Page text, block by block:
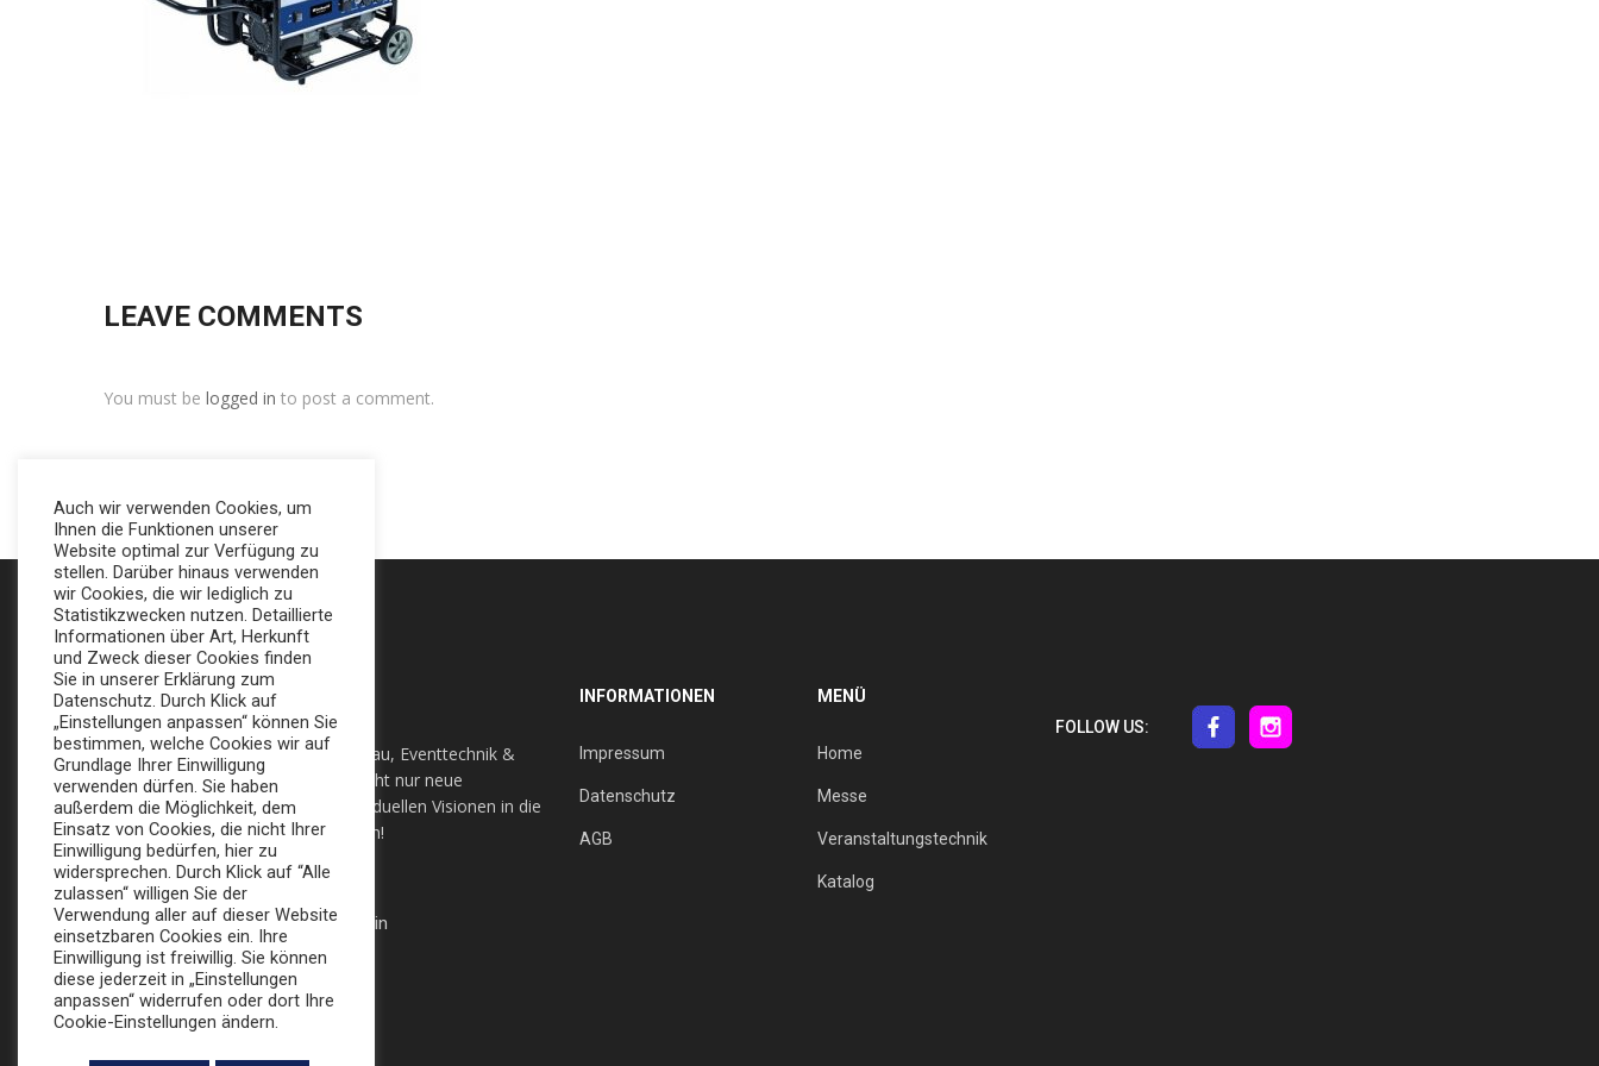
LEAVE COMMENTS
You must be logged in to post a comment.
Ihre All-In-One Agentur für Messebau, Eventtechnik &
Sonderbau in Berlin. Wir setzten nicht nur neue
Maßstäbe, sondern auch ihre individuellen Visionen in die
Tat um. Lassen sie sich Überzeugen!
+49 (0) 30 924 0 95 97
Apollofalterallee 98, 12683 Berlin
info@broker-gmbh.de
INFORMATIONEN
Impressum
Datenschutz
AGB
MENÜ
Home
Messe
Veranstaltungstechnik
Katalog
FOLLOW US:
Auch wir verwenden Cookies, um
Ihnen die Funktionen unserer
Website optimal zur Verfügung zu
stellen. Darüber hinaus verwenden
wir Cookies, die wir lediglich zu
Statistikzwecken nutzen. Detaillierte
Informationen über Art, Herkunft
und Zweck dieser Cookies finden
Sie in unserer Erklärung zum
Datenschutz. Durch Klick auf
„Einstellungen anpassen“ können Sie
bestimmen, welche Cookies wir auf
Grundlage Ihrer Einwilligung
verwenden dürfen. Sie haben
außerdem die Möglichkeit, dem
Einsatz von Cookies, die nicht Ihrer
Einwilligung bedürfen, hier zu
widersprechen. Durch Klick auf “Alle
zulassen“ willigen Sie der
Verwendung aller auf dieser Website
einsetzbaren Cookies ein. Ihre
Einwilligung ist freiwillig. Sie können
diese jederzeit in „Einstellungen
anpassen“ widerrufen oder dort Ihre
Cookie-Einstellungen ändern.